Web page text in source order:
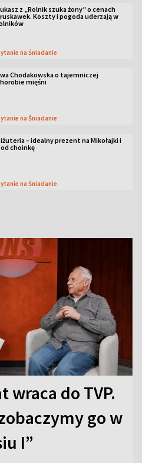
z „Rolnik szuka żony” o cenach
Koszty i pogoda uderzają w
Pytanie na Śniadanie
Chodakowska o tajemniczej
mięśni
Pytanie na Śniadanie
– idealny prezent na Mikołajki i
choinkę
Pytanie na Śniadanie
wraca do TVP.
go w
I”